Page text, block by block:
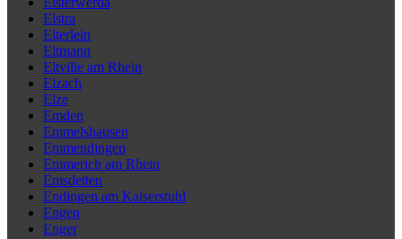
Elstra
Elterlein
Eltmann
Eltville am Rhein
Elzach
Elze
Emden
Emmelshausen
Emmendingen
Emmerich am Rhein
Emsdetten
Endingen am Kaiserstuhl
Engen
Enger